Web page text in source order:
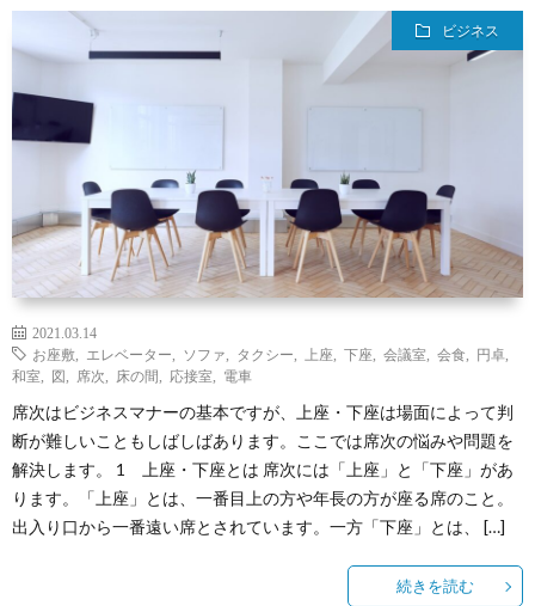
ス
ｉ
ビジネス
2021.03.14
お座敷
エレベーター ソファ タクシー 上座 下座 会議室 会食 円卓
和室
図 席次 床の間 応接室 電車
席次はビジネスマナーの基本ですが、上座・下座は場面によって判
断が難しいこともしばしばあります。ここでは席次の悩みや問題を
解決します。 1 上座・下座とは 席次には「上座」と「下座」があ
ります。「上座」とは、一番目上の方や年長の方が座る席のこと。
出入り口から一番遠い席とされています。一方「下座」とは、 […]
続きを読む